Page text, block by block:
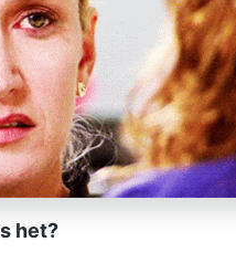
het?